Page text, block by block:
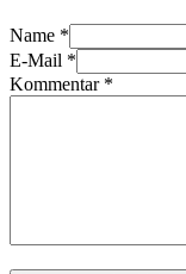
Name *
E-Mail *
Kommentar *